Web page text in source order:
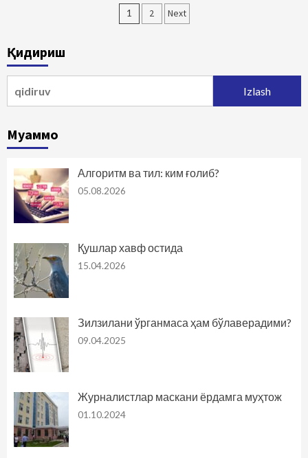
Maqolalar
1 2 Next
Қидириш
Муаммо
Алгоритм ва тил: ким ғолиб?
05.08.2026
Қушлар хавф остида
15.04.2026
Зилзилани ўрганмаса ҳам бўлаверадими?
09.04.2025
Журналистлар маскани ёрдамга муҳтож
01.10.2024